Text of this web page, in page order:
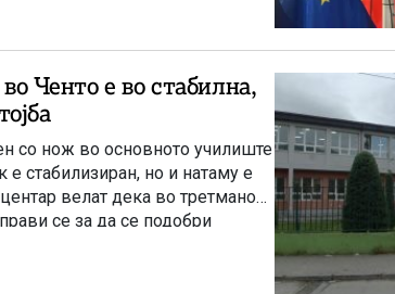
Ченто е во стабилна,
со нож во основното училиште
велат дека во третманот